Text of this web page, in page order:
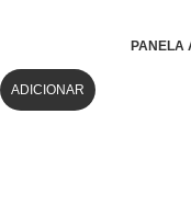
PANELA
ADICIONAR